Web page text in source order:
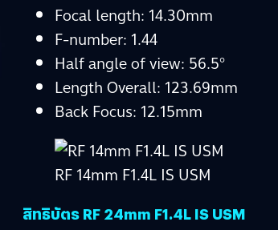
Focal length: 14.30mm
F-number: 1.44
Half angle of view: 56.5°
Length Overall: 123.69mm
Back Focus: 12.15mm
RF 14mm F1.4L IS USM
สิทธิบัตร RF 24mm F1.4L IS USM